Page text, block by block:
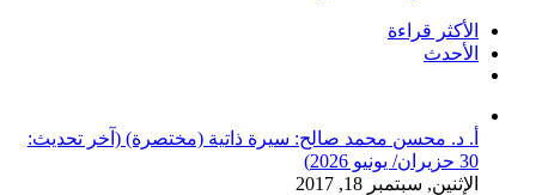
الأكثر قراءة
الأحدث
أ. د. محسن محمد صالح: سيرة ذاتية (مختصرة) (آخر تحديث:
30 حزيران/ يونيو 2026)
الإثنين, سبتمبر 18, 2017